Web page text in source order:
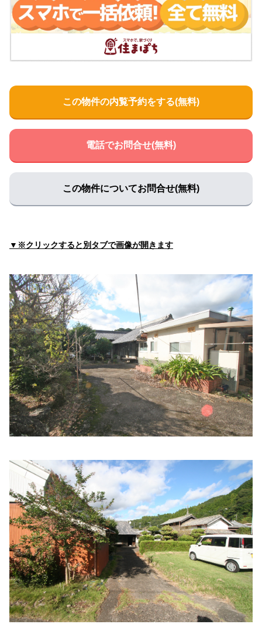
この物件の内覧予約をする(無料)
電話でお問合せ(無料)
この物件についてお問合せ(無料)
▼※クリックすると別タブで画像が開きます